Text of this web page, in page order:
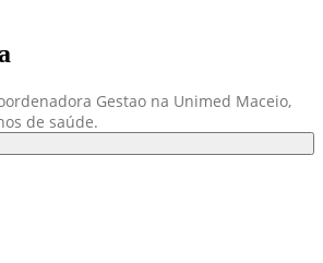
Gestao na Unimed Maceio,
de saúde.